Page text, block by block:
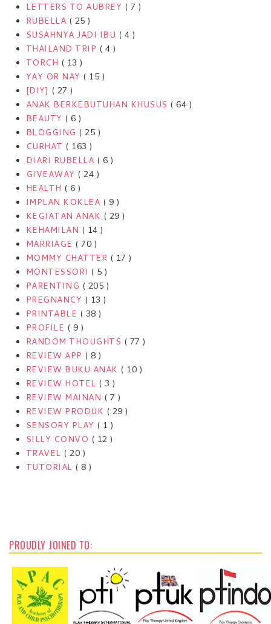
LETTERS TO AUBREY ( 7 )
RUBELLA ( 25 )
SUSAHNYA JADI IBU ( 4 )
THAILAND TRIP ( 4 )
TORCH ( 13 )
YAY OR NAY ( 15 )
[DIY] ( 27 )
ANAK BERKEBUTUHAN KHUSUS ( 64 )
BEAUTY ( 6 )
BLOGGING ( 25 )
CURHAT ( 163 )
DIARI RUBELLA ( 6 )
GIVEAWAY ( 24 )
HEALTH ( 6 )
IMPLAN KOKLEA ( 9 )
KEGIATAN ANAK ( 29 )
KEHAMILAN ( 14 )
MARRIAGE ( 70 )
MOMMY CHATTER ( 17 )
MONTESSORI ( 5 )
PARENTING ( 205 )
PREGNANCY ( 13 )
PRINTABLE ( 38 )
PROFILE ( 9 )
RANDOM THOUGHTS ( 77 )
REVIEW APP ( 8 )
REVIEW BUKU ANAK ( 10 )
REVIEW HOTEL ( 3 )
REVIEW MAINAN ( 7 )
REVIEW PRODUK ( 29 )
SENSORY PLAY ( 1 )
SILLY CONVO ( 12 )
TRAVEL ( 20 )
TUTORIAL ( 8 )
PROUDLY JOINED TO: